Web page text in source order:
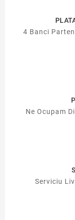
4 Banci
Ne Ocupam
Serviciu